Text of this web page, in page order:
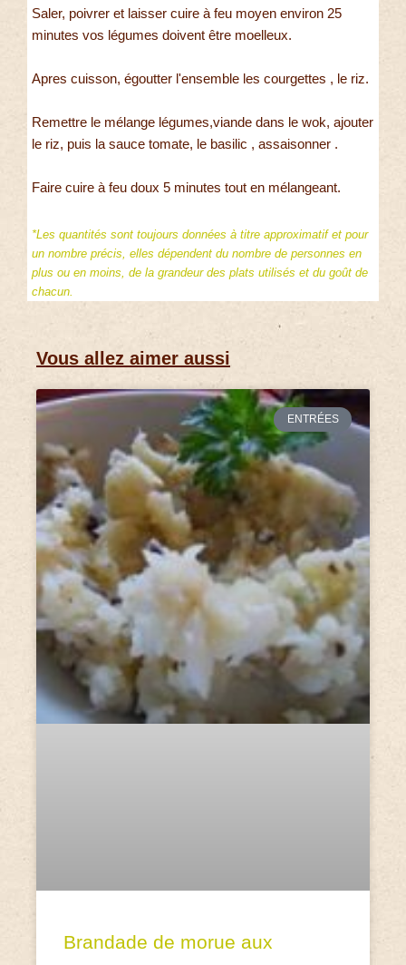
Saler, poivrer et laisser cuire à feu moyen environ 25
minutes vos légumes doivent être moelleux.
Apres cuisson, égoutter l'ensemble les courgettes , le riz.
Remettre le mélange légumes,viande dans le wok, ajouter
le riz, puis la sauce tomate, le basilic , assaisonner .
Faire cuire à feu doux 5 minutes tout en mélangeant.
*Les quantités sont toujours données à titre approximatif et pour
un nombre précis, elles dépendent du nombre de personnes en
plus ou en moins, de la grandeur des plats utilisés et du goût de
chacun.
Vous allez aimer aussi
ENTRÉES
Brandade de morue aux